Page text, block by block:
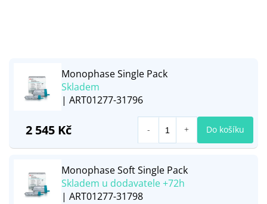
Monophase Single Pack
Skladem
| ART01277-31796
2 545 Kč Do košíku
Monophase Soft Single Pack
Skladem u dodavatele +72h
| ART01277-31798